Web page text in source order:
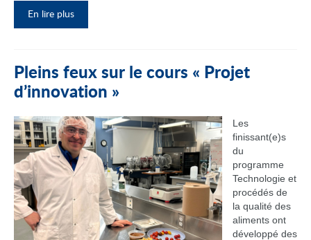
En lire plus
Pleins feux sur le cours « Projet
d’innovation »
Les
finissant(e)s
du
programme
Technologie et
procédés de
la qualité des
aliments ont
développé des